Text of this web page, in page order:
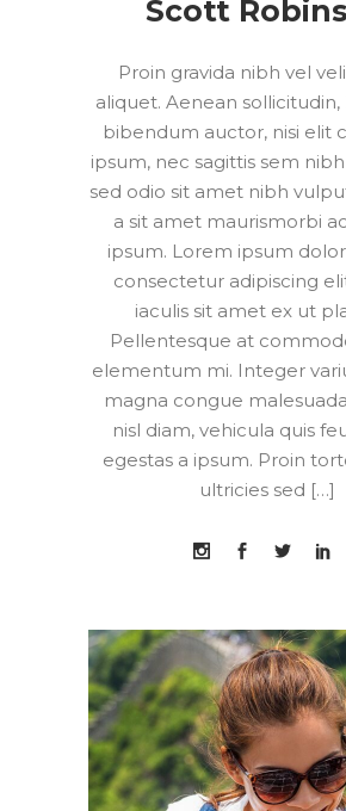
Scott
Proin gravida nibh vel
aliquet. Aenean
bibendum auctor, nisi elit
ipsum, nec sagittis sem
sed odio sit amet nibh
a sit amet maurismorbi
ipsum. Lorem ipsum
consectetur adipiscing
iaculis sit amet ex ut
Pellentesque at
elementum mi. Integer
magna congue
nisl diam, vehicula quis
egestas a ipsum. Proin
ultricies sed […]